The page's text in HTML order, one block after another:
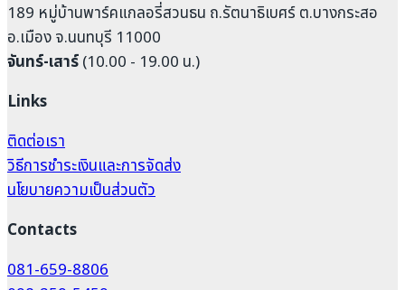
189 หมู่บ้านพาร์คแกลอรี่สวนธน ถ.รัตนาธิเบศร์ ต.บางกระสอ
อ.เมือง จ.นนทบุรี 11000
จันทร์-เสาร์(10.00 - 19.00 น.)
Links
ติดต่อเรา
วิธีการชำระเงินและการจัดส่ง
นโยบายความเป็นส่วนตัว
Contacts
081-659-8806